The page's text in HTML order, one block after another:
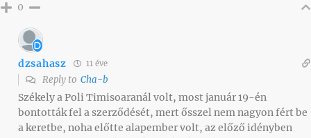
0
dzsahasz 11 éve
Reply to Cha-b
Székely a Poli Timisoaranál volt, most január 19-én
bontották fel a szerződését, mert ősszel nem nagyon fért be
a keretbe, noha előtte alapember volt, az előző idényben